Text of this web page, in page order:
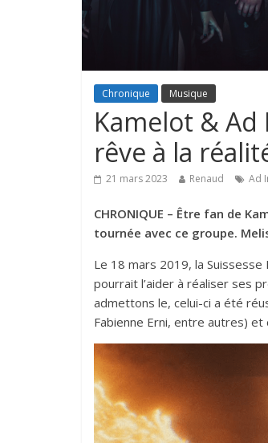
Chronique Musique
Kamelot &
rêve à la
21 mars 2023 Renaud Ad
CHRONIQUE – Être fan de
tournée avec ce groupe.
Le 18 mars 2019, la
pourrait l’aider à réaliser ses
admettons le, celui-ci a été
Fabienne Erni, entre autres) et